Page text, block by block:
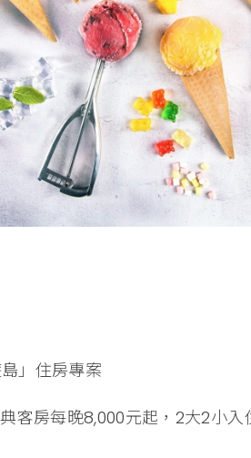
」住房專案
客房每晚8,000元起，2大2小